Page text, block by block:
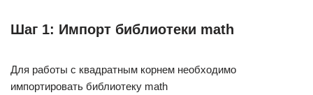
Шаг 1: Импорт библиотеки math
Для работы с квадратным корнем необходимо
импортировать библиотеку math